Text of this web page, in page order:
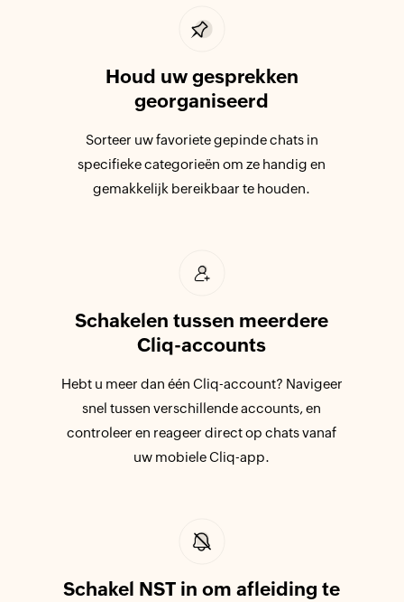
Houd uw gesprekken
georganiseerd
Sorteer uw favoriete gepinde chats in
specifieke categorieën om ze handig en
gemakkelijk bereikbaar te houden.
Schakelen tussen meerdere
Cliq-accounts
Hebt u meer dan één Cliq-account? Navigeer
snel tussen verschillende accounts, en
controleer en reageer direct op chats vanaf
uw mobiele Cliq-app.
Schakel NST in om afleiding te